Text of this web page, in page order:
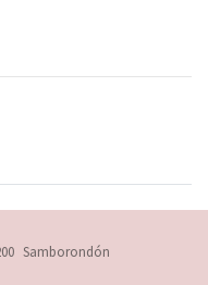
Samborondón